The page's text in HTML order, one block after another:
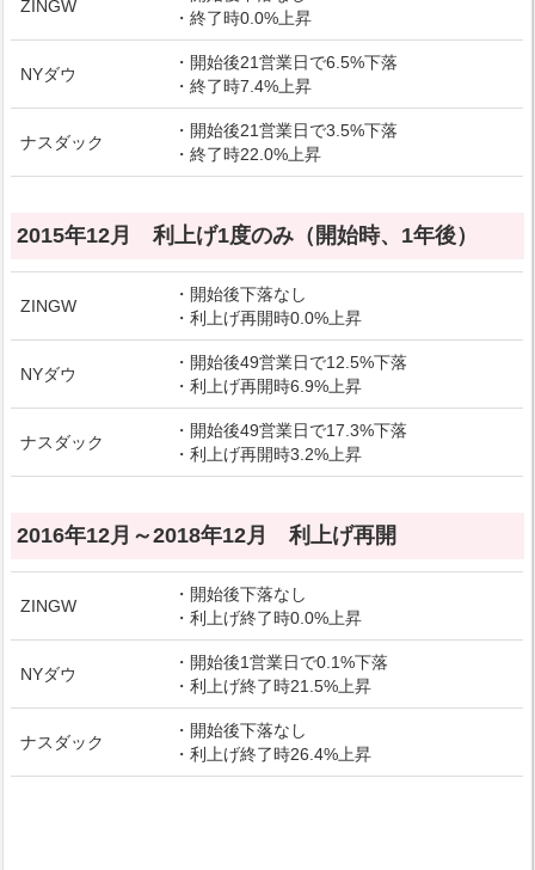
ZINGW
・終了時0.0%上昇
NYダウ
・開始後21営業日で6.5%下落
・終了時7.4%上昇
ナスダック
・開始後21営業日で3.5%下落
・終了時22.0%上昇
2015年12月 利上げ1度のみ（開始時、1年後）
ZINGW
・開始後下落なし
・利上げ再開時0.0%上昇
NYダウ
・開始後49営業日で12.5%下落
・利上げ再開時6.9%上昇
ナスダック
・開始後49営業日で17.3%下落
・利上げ再開時3.2%上昇
2016年12月～2018年12月 利上げ再開
ZINGW
・開始後下落なし
・利上げ終了時0.0%上昇
NYダウ
・開始後1営業日で0.1%下落
・利上げ終了時21.5%上昇
ナスダック
・開始後下落なし
・利上げ終了時26.4%上昇